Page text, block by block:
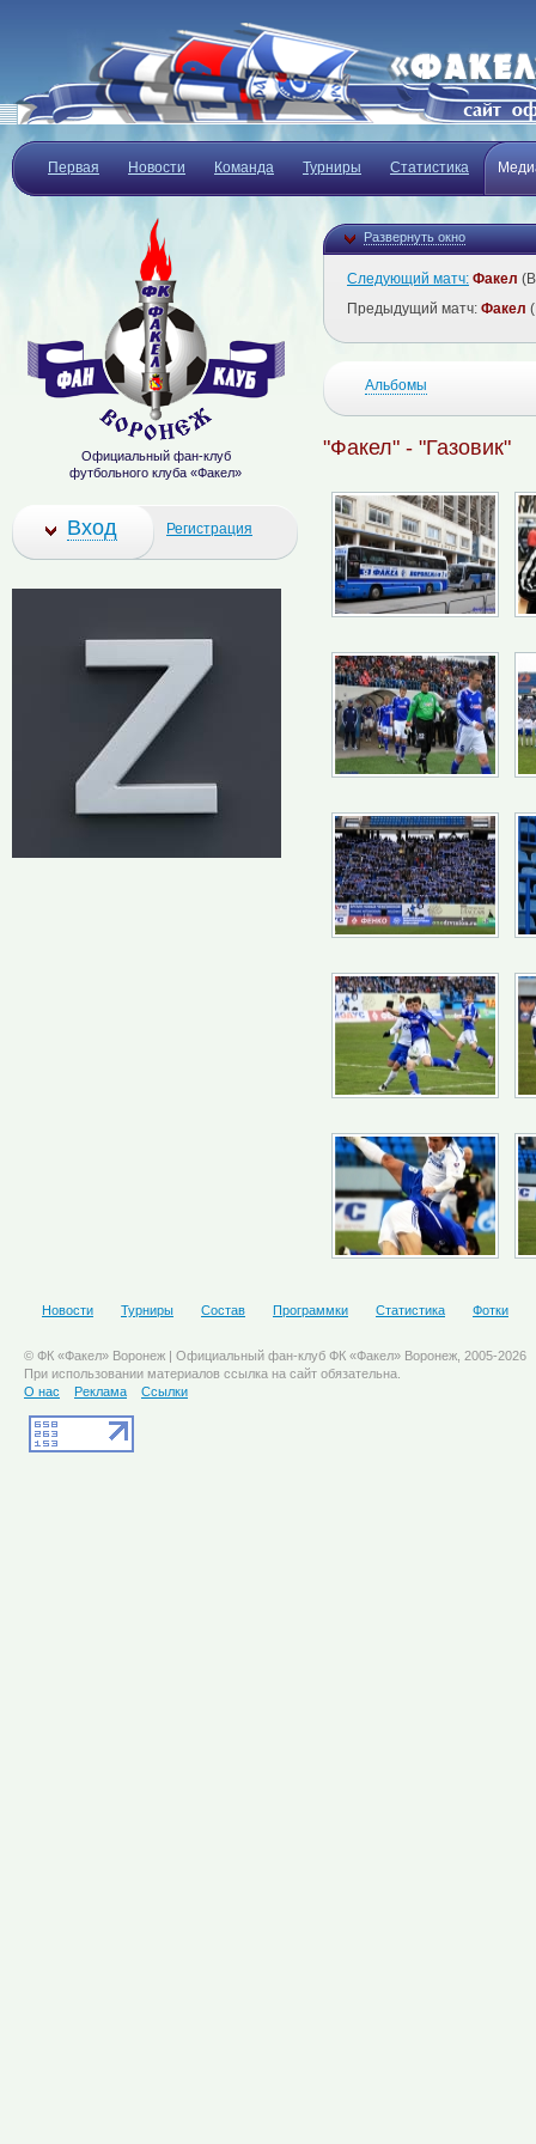
Первая Новости Команда Турниры Статистика
Развернуть окно
Следующий матч: Факел
Предыдущий матч: Факел
Альбомы
"Факел" - "Газовик"
Официальный фан-клуб
футбольного клуба «Факел»
Вход Регистрация
Новости Турниры Состав Программки Статистика Фотки
© ФК «Факел» Воронеж | Официальный фан-клуб ФК «Факел» Воронеж, 2005-2026
При использовании материалов ссылка на сайт обязательна.
О нас
Реклама Ссылки